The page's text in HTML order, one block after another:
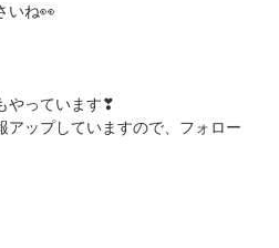
いね👀
やっています❣
アップしていますので、フォロー